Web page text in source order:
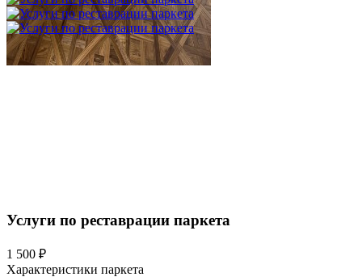
Услуги по реставрации паркета
1 500 ₽
Характеристики паркета